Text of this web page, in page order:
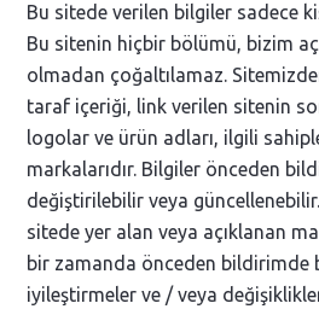
Bu sitede verilen bilgiler sadece
Bu sitenin hiçbir bölümü, bizim
olmadan çoğaltılamaz.
taraf içeriği, link verilen sitenin
logolar ve ürün adları, ilgili
markalarıdır. Bilgiler önceden
değiştirilebilir veya
sitede yer alan veya açıklanan
bir zamanda önceden bildirimde
iyileştirmeler ve / veya